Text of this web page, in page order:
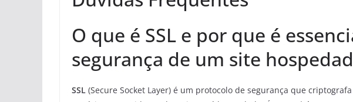
O que é SSL e por que é
segurança de um site
SSL (Secure Socket Layer) é um protocolo de segurança que